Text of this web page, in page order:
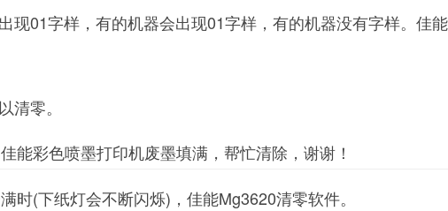
现01字样，有的机器会出现01字样，有的机器没有字样。佳
清零。
能彩色喷墨打印机废墨填满，帮忙清除，谢谢！
时(下纸灯会不断闪烁)，佳能Mg3620清零软件。